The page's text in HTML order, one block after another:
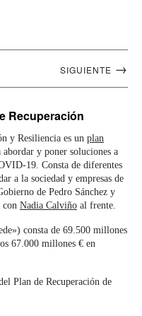
SIGUIENTE →
Recuperación
y Resiliencia es un plan
y poner soluciones a
19. Consta de diferentes
a la sociedad y empresas de
de Pedro Sánchez y
con Nadia Calviño al frente.
consta de 69.500 millones
67.000 millones € en
Plan de Recuperación de